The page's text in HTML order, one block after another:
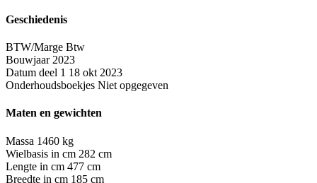
Geschiedenis
BTW/Marge Btw
Bouwjaar 2023
Datum deel 1 18 okt 2023
Onderhoudsboekjes Niet opgegeven
Maten en gewichten
Massa 1460 kg
Wielbasis in cm 282 cm
Lengte in cm 477 cm
Breedte in cm 185 cm